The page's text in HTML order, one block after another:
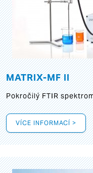
MATRIX-MF II
Pokročilý FTIR
VÍCE INFORMACÍ >